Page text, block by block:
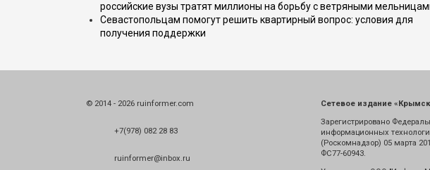
российские вузы тратят миллионы на борьбу с ветряными
Севастопольцам помогут решить квартирный вопрос: условия для
получения поддержки
© 2014 - 2026 ruinformer.com
+7(978) 082 28 83
ruinformer@inbox.ru
Сетевое издание
Зарегистрировано
информационных
(Роскомнадзор) 05 марта
ФС77-60943.